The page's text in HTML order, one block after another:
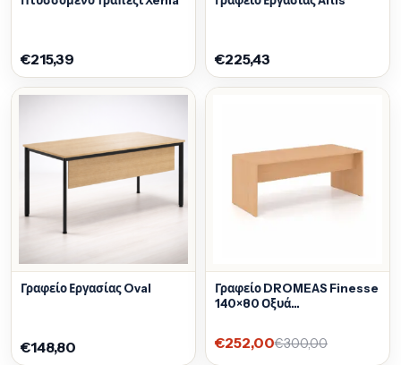
€215,39 €225,43
Γραφείο Εργασίας Oval
€148,80
Γραφείο DROMEAS Finesse
140×80 Οξυά
€252,00€300,00